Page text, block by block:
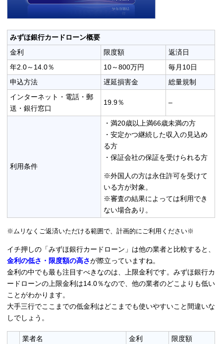
みずほ銀行カードローン概要
金利
限度額
返済日
年2.0～14.0％
10～800万円
毎月10日
申込方法
遅延損害金
総量規制
インターネット・電話・郵
送・銀行窓口
19.9％ –
利用条件
・満20歳以上満66歳未満の方
・安定かつ継続した収入の見込め
る方
・保証会社の保証を受けられる方
※外国人の方は永住許可を受けて
いる方が対象。
※審査の結果によっては利用でき
ない場合あり。
※ムリなくご返済いただける範囲で、計画的にご利用ください※
イチ押しの「みずほ銀行カードローン」は他の業者と比較すると、
金利の低さ・限度額の高さが際立っていますね。
金利の中でも最も注目すべきなのは、上限金利です。みずほ銀行カ
ードローンの上限金利は14.0％なので、他の業者のどこよりも低い
ことがわかります。
大手三行でここまでの低金利はどこまでも使いやすいこと間違いな
しでしょう。
業者名 金利 限度額